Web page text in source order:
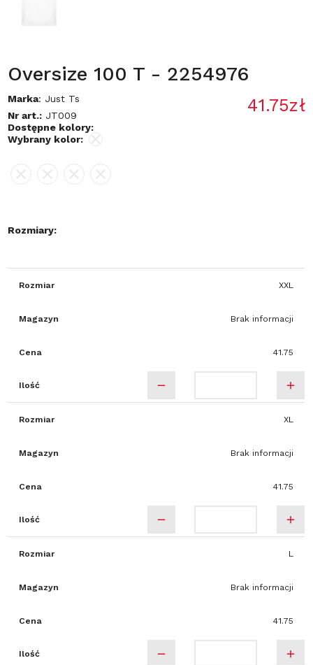
Oversize 100 T - 2254976
Marka: Just Ts
Nr art.: JT009 41.75zł
Dostępne kolory:
Wybrany kolor:
Rozmiary:
Rozmiar XXL
Magazyn Brak informacji
Cena 41.75
Ilość
Rozmiar XL
Magazyn Brak informacji
Cena 41.75
Ilość
Rozmiar L
Magazyn Brak informacji
Cena 41.75
Ilość